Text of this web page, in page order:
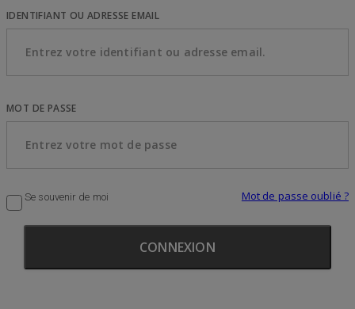
IDENTIFIANT OU ADRESSE EMAIL
MOT DE PASSE
Se souvenir de moi Mot de passe oublié ?